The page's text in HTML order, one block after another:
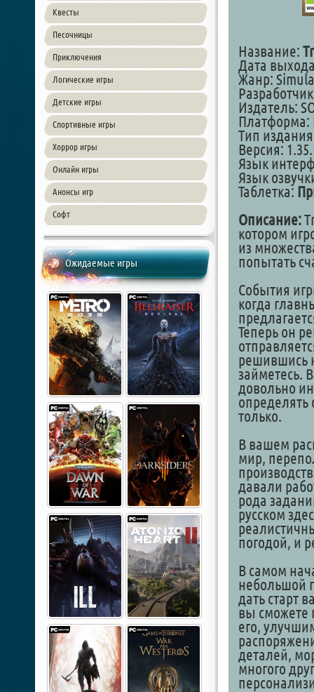
Квесты
Песочницы
Приключения
Логические игры
Детские игры
Спортивные игры
Хоррор игры
Онлайн игры
Анонсы игр
Софт
Ожидаемые игры
Название:
Дата
Жанр:
Издатель:
Платформа:
Тип
Версия:
Язык
Язык
Таблетка:
Описание:
котором
из
попытать
События
когда
Теперь он
решившись
займетесь.
довольно
определять
только.
В вашем
мир,
давали
рода
русском
погодой, и
В самом
небольшой
дать старт
вы сможете
его,
деталей,
многого